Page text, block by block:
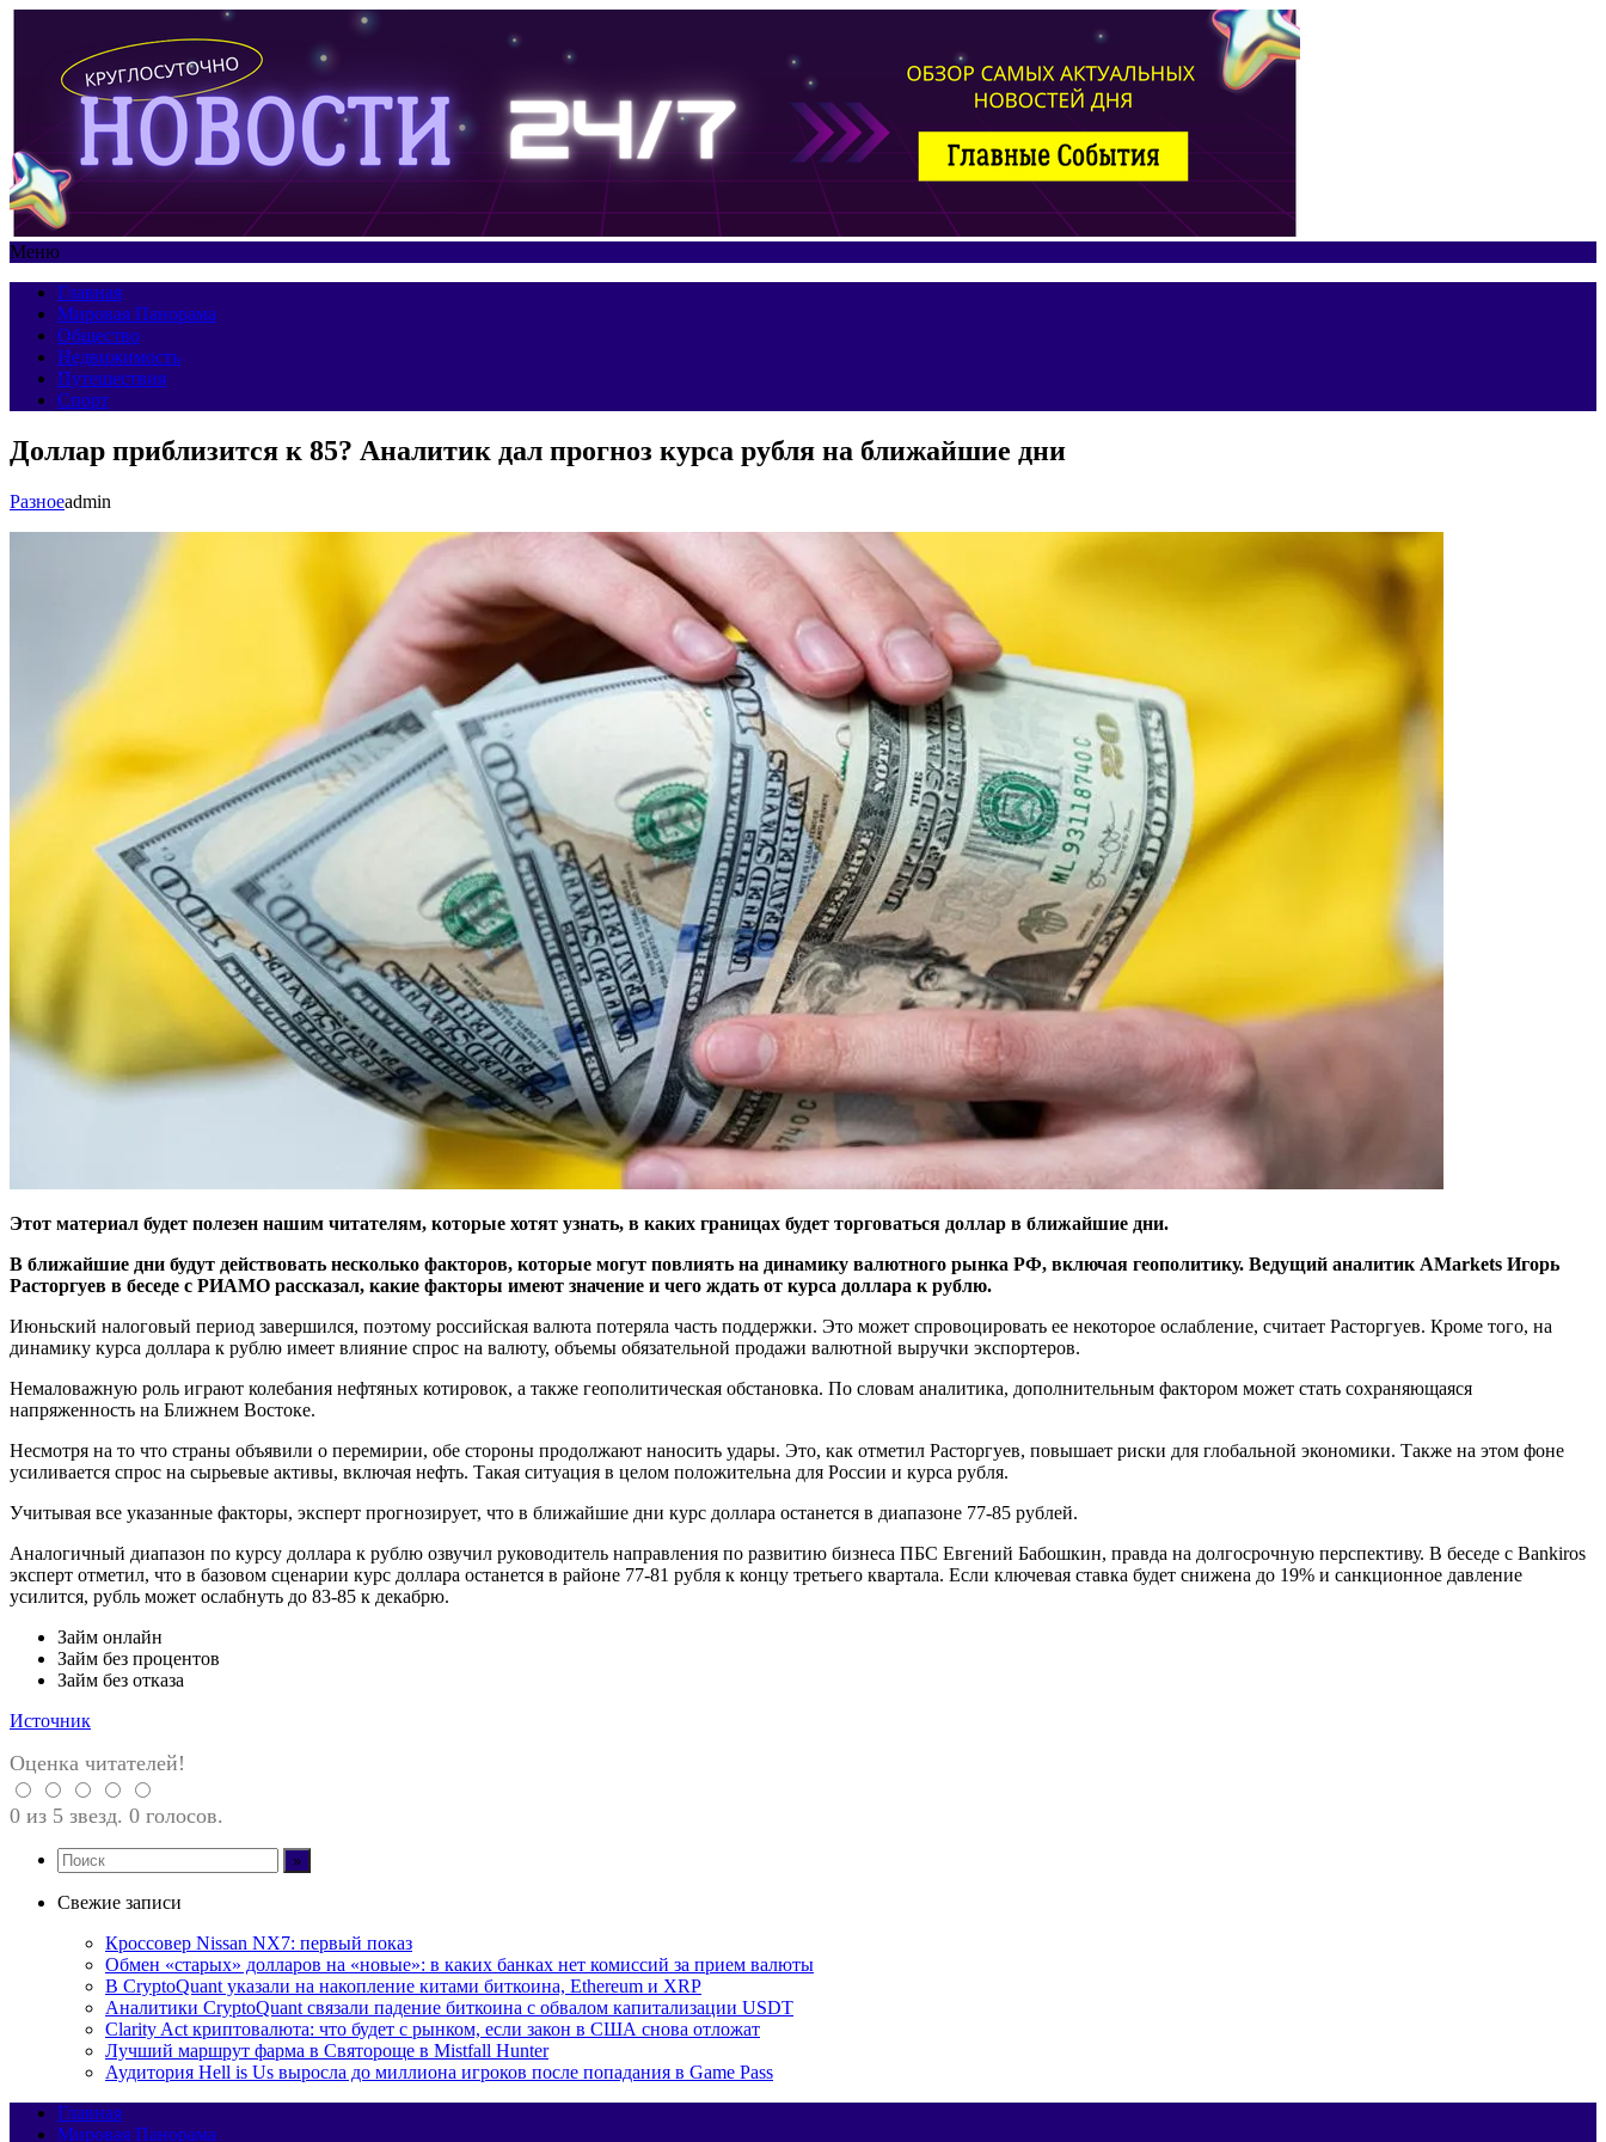
Меню
Главная
Мировая Панорама
Общество
Недвижимость
Путешествия
Спорт
Доллар приблизится к 85? Аналитик дал прогноз курса рубля на ближайшие дни
Разноеadmin
Этот материал будет полезен нашим читателям, которые хотят узнать, в каких границах будет торговаться доллар в ближайшие дни.
В ближайшие дни будут действовать несколько факторов, которые могут повлиять на динамику валютного рынка РФ, включая геополитику. Ведущий аналитик AMarkets Игорь
Расторгуев в беседе с РИАМО рассказал, какие факторы имеют значение и чего ждать от курса доллара к рублю.
Июньский налоговый период завершился, поэтому российская валюта потеряла часть поддержки. Это может спровоцировать ее некоторое ослабление, считает Расторгуев. Кроме того, на
динамику курса доллара к рублю имеет влияние спрос на валюту, объемы обязательной продажи валютной выручки экспортеров.
Немаловажную роль играют колебания нефтяных котировок, а также геополитическая обстановка. По словам аналитика, дополнительным фактором может стать сохраняющаяся
напряженность на Ближнем Востоке.
Несмотря на то что страны объявили о перемирии, обе стороны продолжают наносить удары. Это, как отметил Расторгуев, повышает риски для глобальной экономики. Также на этом фоне
усиливается спрос на сырьевые активы, включая нефть. Такая ситуация в целом положительна для России и курса рубля.
Учитывая все указанные факторы, эксперт прогнозирует, что в ближайшие дни курс доллара останется в диапазоне 77-85 рублей.
Аналогичный диапазон по курсу доллара к рублю озвучил руководитель направления по развитию бизнеса ПБС Евгений Бабошкин, правда на долгосрочную перспективу. В беседе с Bankiros
эксперт отметил, что в базовом сценарии курс доллара останется в районе 77-81 рубля к концу третьего квартала. Если ключевая ставка будет снижена до 19% и санкционное давление
усилится, рубль может ослабнуть до 83-85 к декабрю.
Займ онлайн
Займ без процентов
Займ без отказа
Источник
Оценка читателей!
0 из 5 звезд. 0 голосов.
Свежие записи
Кроссовер Nissan NX7: первый показ
Обмен «старых» долларов на «новые»: в каких банках нет комиссий за прием валюты
В CryptoQuant указали на накопление китами биткоина, Ethereum и XRP
Аналитики CryptoQuant связали падение биткоина с обвалом капитализации USDT
Clarity Act криптовалюта: что будет с рынком, если закон в США снова отложат
Лучший маршрут фарма в Святороще в Mistfall Hunter
Аудитория Hell is Us выросла до миллиона игроков после попадания в Game Pass
Главная
Мировая Панорама